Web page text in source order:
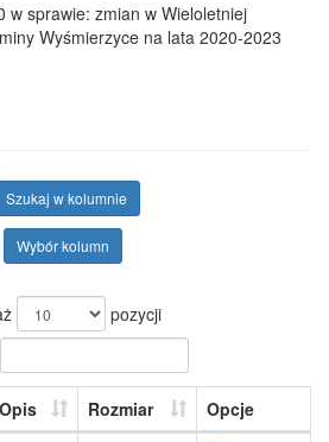
w sprawie: zmian w Wieloletniej
Wyśmierzyce na lata 2020-2023
Szukaj w kolumnie
Wybór kolumn
pozycji
Opis Rozmiar
Opcje